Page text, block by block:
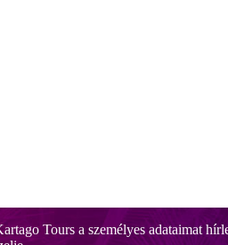
Tours a személyes adataimat